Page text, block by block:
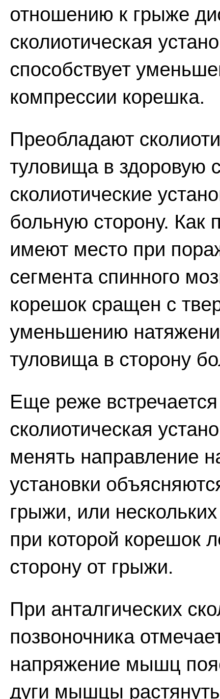
отношению к грыже
сколиотическая
способствует
компрессии корешка.
Преобладают
туловища в здоровую
сколиотические
больную сторону. Как
имеют место при
сегмента спинного
корешок сращен с
уменьшению
туловища в сторону
Еще реже
сколиотическая
менять направление
установки
грыжи, или
при которой корешок
сторону от грыжи.
При анталгических
позвоночника
напряжение мышц
дуги мышцы